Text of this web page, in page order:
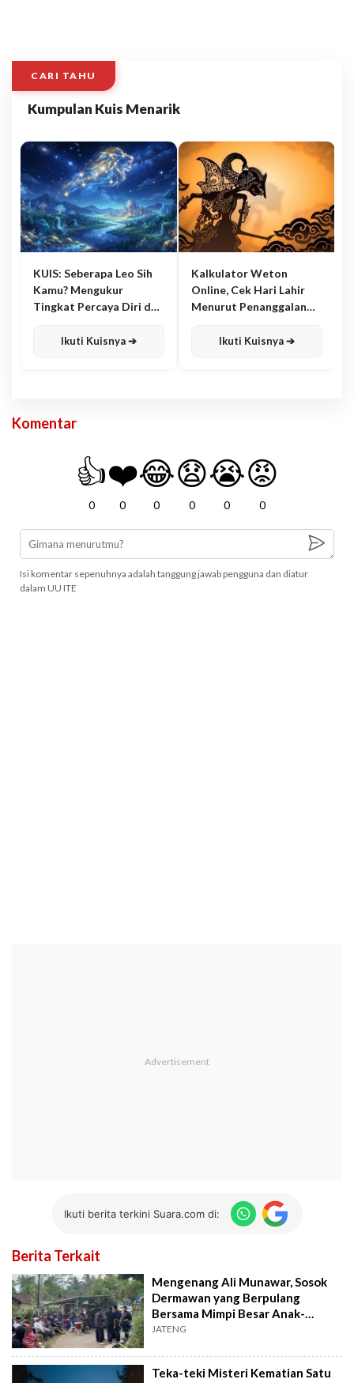
CARI TAHU
Kumpulan Kuis Menarik
KUIS: Seberapa Leo Sih
Kamu? Mengukur
Tingkat Percaya Diri dan
Ikuti Kuisnya ➔
Kalkulator Weton
Online, Cek Hari Lahir
Menurut Penanggalan
Ikuti Kuisnya ➔
Komentar
👍
0
❤️
0
😂
0
😧
0
😭
0
😡
0
Isi komentar sepenuhnya adalah tanggung jawab pengguna dan diatur
dalam UU ITE
Ikuti berita terkini Suara.com di:
Berita Terkait
Mengenang Ali Munawar, Sosok
Dermawan yang Berpulang
Bersama Mimpi Besar Anak-
Anaknya
JATENG
Teka-teki Misteri Kematian Satu